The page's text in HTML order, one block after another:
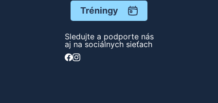
Tréningy
Sledujte a podporte nás
aj na sociálnych sieťach